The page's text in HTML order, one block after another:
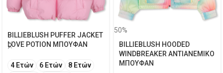
BILLIEBLUSH PUFFER JACKET
LOVE POTION ΜΠΟΥΦΑΝ
4 Ετών 6 Ετών
8 Ετών
50%
BILLIEBLUSH HOODED
WINDBREAKER ΑΝΤΙΑΝΕΜΙΚΟ
ΜΠΟΥΦΑΝ